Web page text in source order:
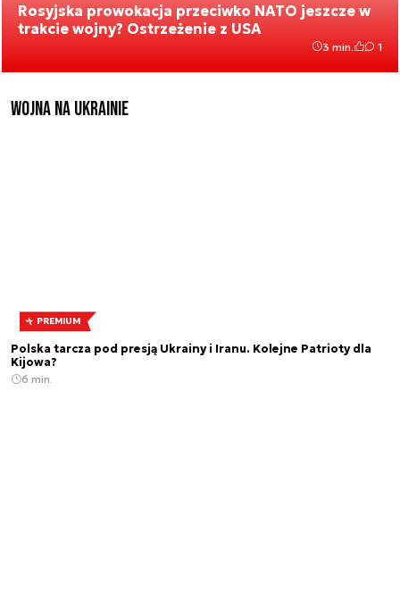
Rosyjska prowokacja przeciwko NATO jeszcze w
trakcie wojny? Ostrzeżenie z USA
3 min. 1
Wojna na Ukrainie
PREMIUM
Polska tarcza pod presją Ukrainy i Iranu. Kolejne Patrioty dla
Kijowa?
6 min.